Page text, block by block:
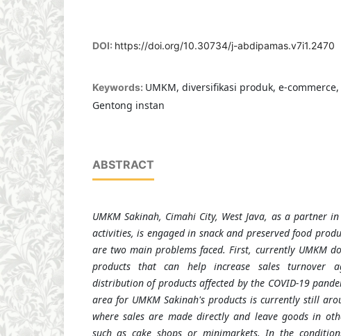
DOI: https://doi.org/10.30734/j-abdipamas.v7i1.2470
Keywords: UMKM, diversifikasi produk, e-commerce,
Gentong instan
ABSTRACT
UMKM Sakinah, Cimahi City, West Java, as a partner
activities, is engaged in snack and preserved food
are two main problems faced. First, currently UMKM
products that can help increase sales turnover
distribution of products affected by the COVID-19
area for UMKM Sakinah's products is currently still
where sales are made directly and leave goods in
such as cake shops or minimarkets. In the